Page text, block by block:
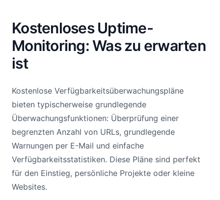
Kostenloses Uptime-
Monitoring: Was zu erwarten
ist
Kostenlose Verfügbarkeitsüberwachungspläne
bieten typischerweise grundlegende
Überwachungsfunktionen: Überprüfung einer
begrenzten Anzahl von URLs, grundlegende
Warnungen per E-Mail und einfache
Verfügbarkeitsstatistiken. Diese Pläne sind perfekt
für den Einstieg, persönliche Projekte oder kleine
Websites.